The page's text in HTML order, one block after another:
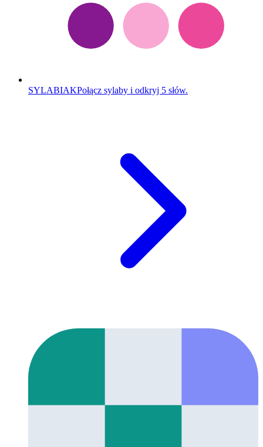
SYLABIAKPołącz sylaby i odkryj 5 słów.